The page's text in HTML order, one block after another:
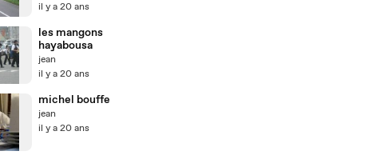
il y a 20 ans
les mangons
hayabousa
jean
il y a 20 ans
michel bouffe
jean
il y a 20 ans